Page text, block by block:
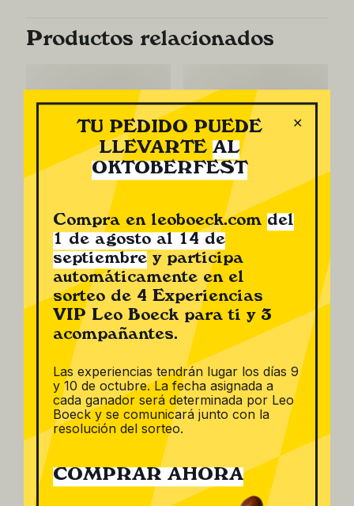
Productos relacionados
Salchicha
Tirolesa
4,38€
Butifarra del
4,03
Salchicha de
✕
TU PEDIDO PUEDE
LLEVARTE AL
OKTOBERFEST
Compra en leoboeck.com del
1 de agosto al 14 de
septiembrey participa
automáticamente en el
sorteo de 4 Experiencias
VIP Leo Boeck para ti y 3
acompañantes.
Las experiencias tendrán lugar los días 9
y 10 de octubre. La fecha asignada a
cada ganador será determinada por Leo
Boeck y se comunicará junto con la
resolución del sorteo.
COMPRAR AHORA